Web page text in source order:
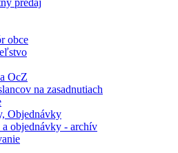
predaj
obce
OcZ
na zasadnutiach
Objednávky
objednávky - archív